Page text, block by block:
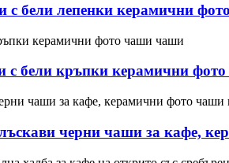
с бели лепенки керамични
с бели кръпки керамични
черни чаши за кафе,